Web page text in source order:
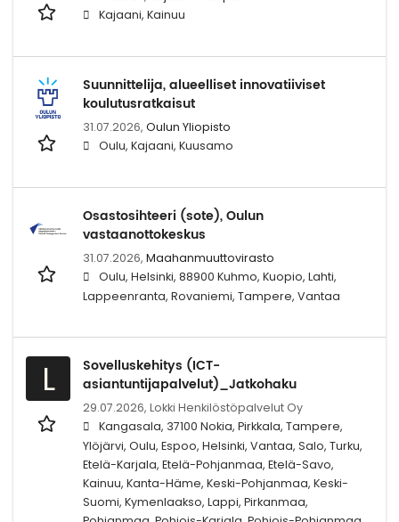
Kajaani, Kainuu
Suunnittelija, alueelliset innovatiiviset
koulutusratkaisut
31.07.2026, Oulun Yliopisto
Oulu, Kajaani, Kuusamo
Osastosihteeri (sote), Oulun
vastaanottokeskus
31.07.2026, Maahanmuuttovirasto
Oulu, Helsinki, 88900 Kuhmo, Kuopio, Lahti,
Lappeenranta, Rovaniemi, Tampere, Vantaa
L
Sovelluskehitys (ICT-
asiantuntijapalvelut)_Jatkohaku
29.07.2026, Lokki Henkilöstöpalvelut Oy
Kangasala, 37100 Nokia, Pirkkala, Tampere,
Ylöjärvi, Oulu, Espoo, Helsinki, Vantaa, Salo, Turku,
Etelä-Karjala, Etelä-Pohjanmaa, Etelä-Savo,
Kainuu, Kanta-Häme, Keski-Pohjanmaa, Keski-
Suomi, Kymenlaakso, Lappi, Pirkanmaa,